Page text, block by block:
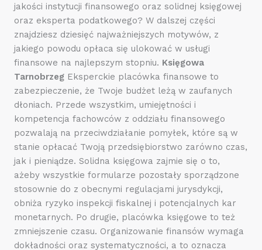
jakości instytucji finansowego oraz solidnej księgowej
oraz eksperta podatkowego? W dalszej części
znajdziesz dziesięć najważniejszych motywów, z
jakiego powodu opłaca się ulokować w usługi
finansowe na najlepszym stopniu. Księgowa
Tarnobrzeg Eksperckie placówka finansowe to
zabezpieczenie, że Twoje budżet leżą w zaufanych
dłoniach. Przede wszystkim, umiejętności i
kompetencja fachowców z oddziału finansowego
pozwalają na przeciwdziałanie pomyłek, które są w
stanie opłacać Twoją przedsiębiorstwo zarówno czas,
jak i pieniądze. Solidna księgowa zajmie się o to,
ażeby wszystkie formularze pozostały sporządzone
stosownie do z obecnymi regulacjami jurysdykcji,
obniża ryzyko inspekcji fiskalnej i potencjalnych kar
monetarnych. Po drugie, placówka księgowe to też
zmniejszenie czasu. Organizowanie finansów wymaga
dokładności oraz systematyczności, a to oznacza